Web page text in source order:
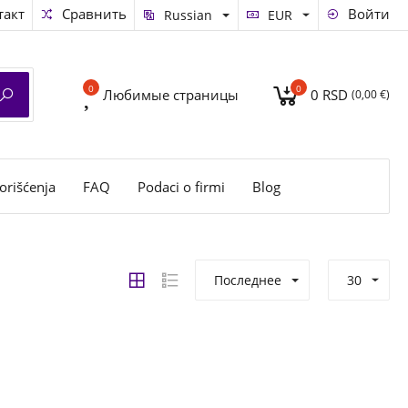
Сравнить Russian EUR Войти
0 Любимые страницы 0 0 RSD (0,00 €)
FAQ Podaci o firmi Blog
Последнее 30